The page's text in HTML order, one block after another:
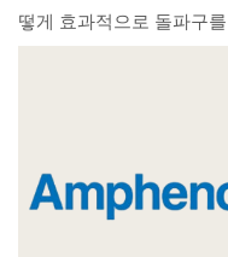
떻게 효과적으로 돌파구